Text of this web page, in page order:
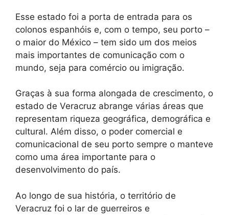
Esse estado foi a porta de entrada para os
colonos espanhóis e, com o tempo, seu porto –
o maior do México – tem sido um dos meios
mais importantes de comunicação com o
mundo, seja para comércio ou imigração.
Graças à sua forma alongada de crescimento, o
estado de Veracruz abrange várias áreas que
representam riqueza geográfica, demográfica e
cultural. Além disso, o poder comercial e
comunicacional de seu porto sempre o manteve
como uma área importante para o
desenvolvimento do país.
Ao longo de sua história, o território de
Veracruz foi o lar de guerreiros e